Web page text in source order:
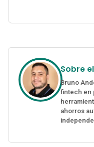
Sobre
Bruno
fintech en
ahorros